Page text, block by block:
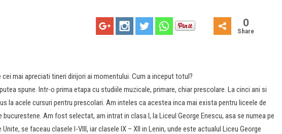
0
Share
cei mai apreciati tineri dirijori ai momentului. Cum a inceput totul?
spune. Intr-o prima etapa cu studiile muzicale, primare, chiar prescolare. La cinci ani si
la acele cursuri pentru prescolari. Am inteles ca acestea inca mai exista pentru liceele de
Am fost selectat, am intrat in clasa I, la Liceul George Enescu, asa se numea pe
se faceau clasele I-VIII, iar clasele IX – XII in Lenin, unde este actualul Liceu George